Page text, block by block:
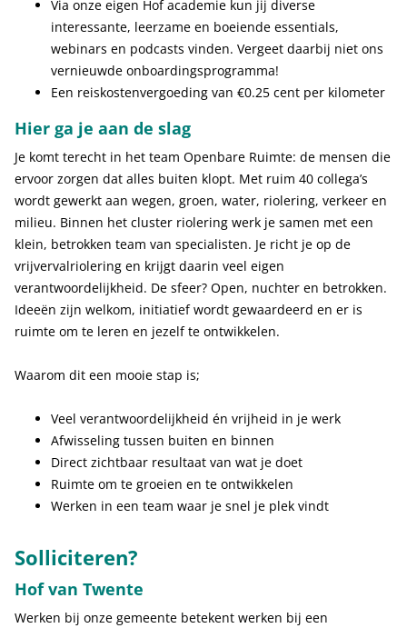
Via onze eigen Hof academie kun jij diverse
interessante, leerzame en boeiende essentials,
webinars en podcasts vinden. Vergeet daarbij niet ons
vernieuwde onboardingsprogramma!
Een reiskostenvergoeding van €0.25 cent per kilometer
Hier ga je aan de slag
Je komt terecht in het team Openbare Ruimte: de mensen die
ervoor zorgen dat alles buiten klopt. Met ruim 40 collega’s
wordt gewerkt aan wegen, groen, water, riolering, verkeer en
milieu. Binnen het cluster riolering werk je samen met een
klein, betrokken team van specialisten. Je richt je op de
vrijvervalriolering en krijgt daarin veel eigen
verantwoordelijkheid. De sfeer? Open, nuchter en betrokken.
Ideeën zijn welkom, initiatief wordt gewaardeerd en er is
ruimte om te leren en jezelf te ontwikkelen.
Waarom dit een mooie stap is;
Veel verantwoordelijkheid én vrijheid in je werk
Afwisseling tussen buiten en binnen
Direct zichtbaar resultaat van wat je doet
Ruimte om te groeien en te ontwikkelen
Werken in een team waar je snel je plek vindt
Solliciteren?
Hof van Twente
Werken bij onze gemeente betekent werken bij een